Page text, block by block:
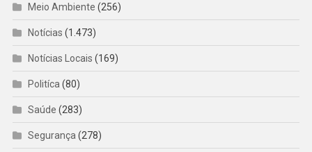
Meio Ambiente (256)
Notícias (1.473)
Notícias Locais (169)
Politíca (80)
Saúde (283)
Segurança (278)